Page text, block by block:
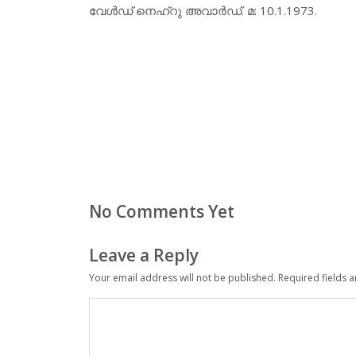
വേള്‍ഡ് നെഹ്‌റു അവാര്‍ഡ്. മ: 10.1.1973.
No Comments Yet
Leave a Reply
Your email address will not be published. Required fields